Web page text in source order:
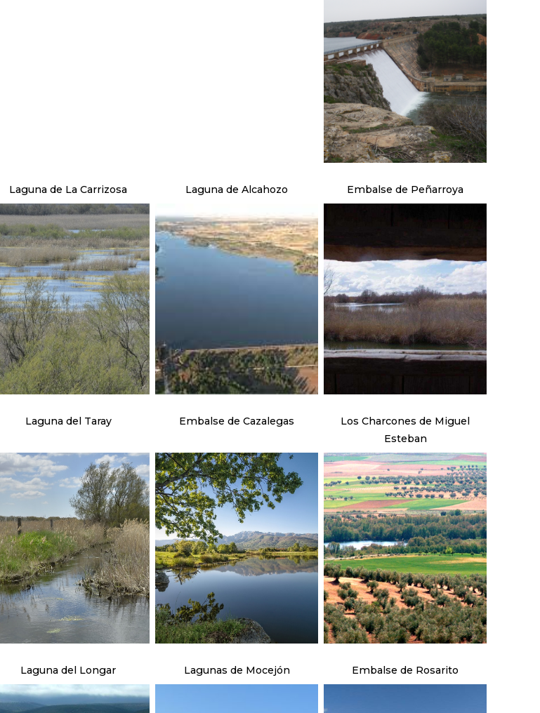
Laguna de La Carrizosa Laguna de Alcahozo Embalse de Peñarroya
Laguna del Taray Embalse de Cazalegas
Los Charcones de Miguel
Esteban
Laguna del Longar Lagunas de Mocejón Embalse de Rosarito